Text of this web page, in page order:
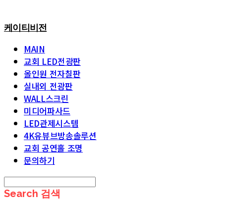
케이티비전
MAIN
교회 LED전광판
올인원 전자칠판
실내외 전광판
WALL스크린
미디어파사드
LED관제시스템
4K유뷰브방송솔루션
교회 공연홀 조명
문의하기
Search 검색